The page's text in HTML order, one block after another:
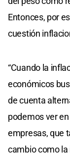
Entonces, por
cuestión
“Cuando la
económicos
de cuenta
podemos ver
empresas, que
cambio como